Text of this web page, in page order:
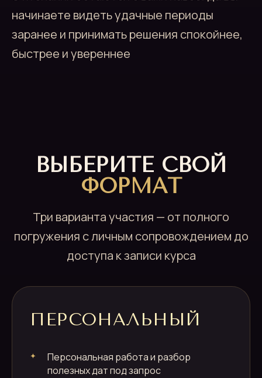
начинаете видеть удачные периоды
заранее и принимать решения спокойнее,
быстрее и увереннее
ВЫБЕРИТЕ СВОЙ
ФОРМАТ
Три варианта участия — от полного
погружения с личным сопровождением до
доступа к записи курса
ПЕРСОНАЛЬНЫЙ
Персональная работа и разбор
полезных дат под запрос